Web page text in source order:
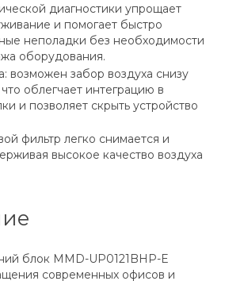
диагностики упрощает
и помогает быстро
неполадки без необходимости
оборудования.
возможен забор воздуха снизу
облегчает интеграцию в
и позволяет скрыть устройство
фильтр легко снимается и
высокое качество воздуха
блок MMD-UP0121BHP-E
современных офисов и